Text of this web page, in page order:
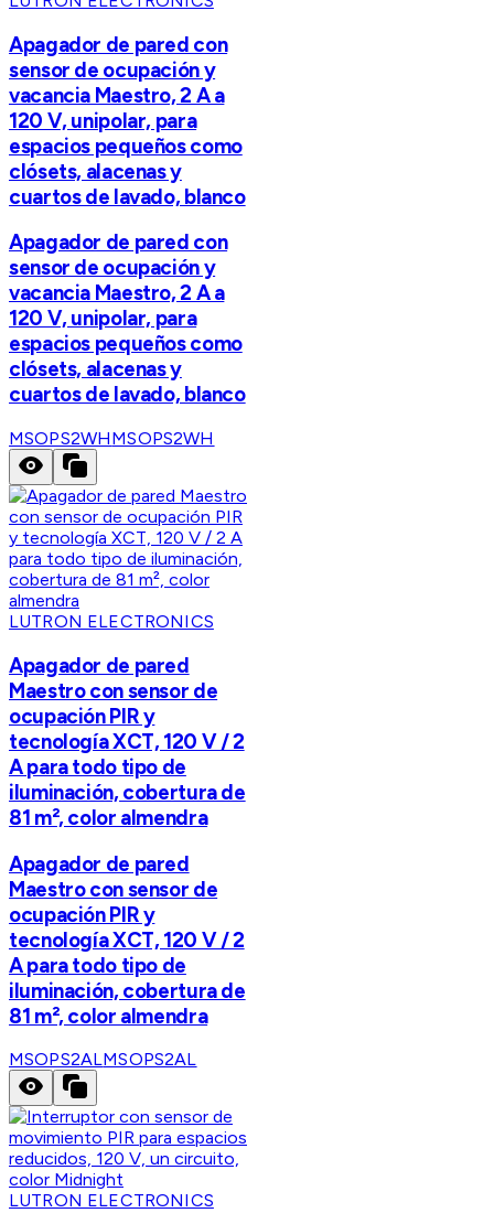
Apagador de pared con
sensor de ocupación y
vacancia Maestro, 2 A a
120 V, unipolar, para
espacios pequeños como
clósets, alacenas y
cuartos de lavado, blanco
Apagador de pared con
sensor de ocupación y
vacancia Maestro, 2 A a
120 V, unipolar, para
espacios pequeños como
clósets, alacenas y
cuartos de lavado, blanco
MSOPS2WHMSOPS2WH
LUTRON ELECTRONICS
Apagador de pared
Maestro con sensor de
ocupación PIR y
tecnología XCT, 120 V / 2
A para todo tipo de
iluminación, cobertura de
81 m², color almendra
Apagador de pared
Maestro con sensor de
ocupación PIR y
tecnología XCT, 120 V / 2
A para todo tipo de
iluminación, cobertura de
81 m², color almendra
MSOPS2ALMSOPS2AL
LUTRON ELECTRONICS